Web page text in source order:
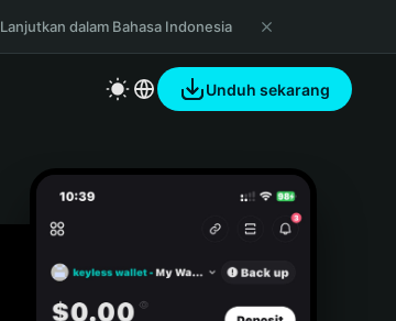
Lanjutkan dalam Bahasa Indonesia
Unduh sekarang